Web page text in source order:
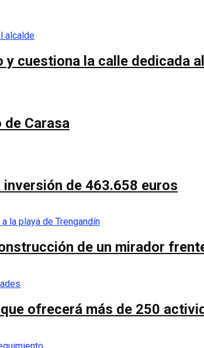
y cuestiona la calle dedicada
Carasa
de 463.658 euros
de un mirador
ofrecerá más de 250